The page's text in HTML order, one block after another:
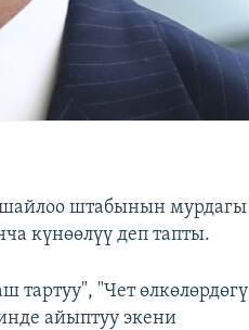
штабынын мурдагы
күнөөлүү деп тапты.
тартуу", "Чет өлкөлөрдөгү
айыптуу экени